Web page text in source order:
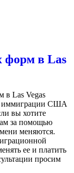
форм в Las
в Las Vegas
иммиграции США
вы хотите
за помощью
меняются.
ее и платить
просим